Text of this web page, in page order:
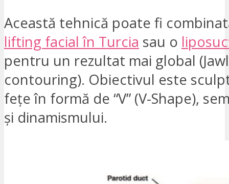
Această tehnică poate fi
lifting facial în Turcia sau o
pentru un rezultat mai global
contouring). Obiectivul este
fețe în formă de “V” (V-Shape),
și dinamismului.